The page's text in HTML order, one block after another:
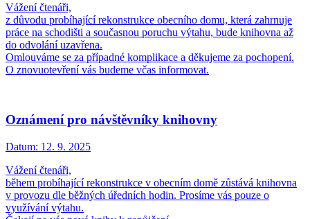
Vážení čtenáři,
z důvodu probíhající rekonstrukce obecního domu, která zahrnuje
práce na schodišti a současnou poruchu výtahu, bude knihovna až
do odvolání uzavřena.
Omlouváme se za případné komplikace a děkujeme za pochopení.
O znovuotevření vás budeme včas informovat.
Oznámení pro návštěvníky knihovny
Datum: 12. 9. 2025
Vážení čtenáři,
během probíhající rekonstrukce v obecním domě zůstává knihovna
v provozu dle běžných úředních hodin. Prosíme vás pouze o
využívání výtahu.